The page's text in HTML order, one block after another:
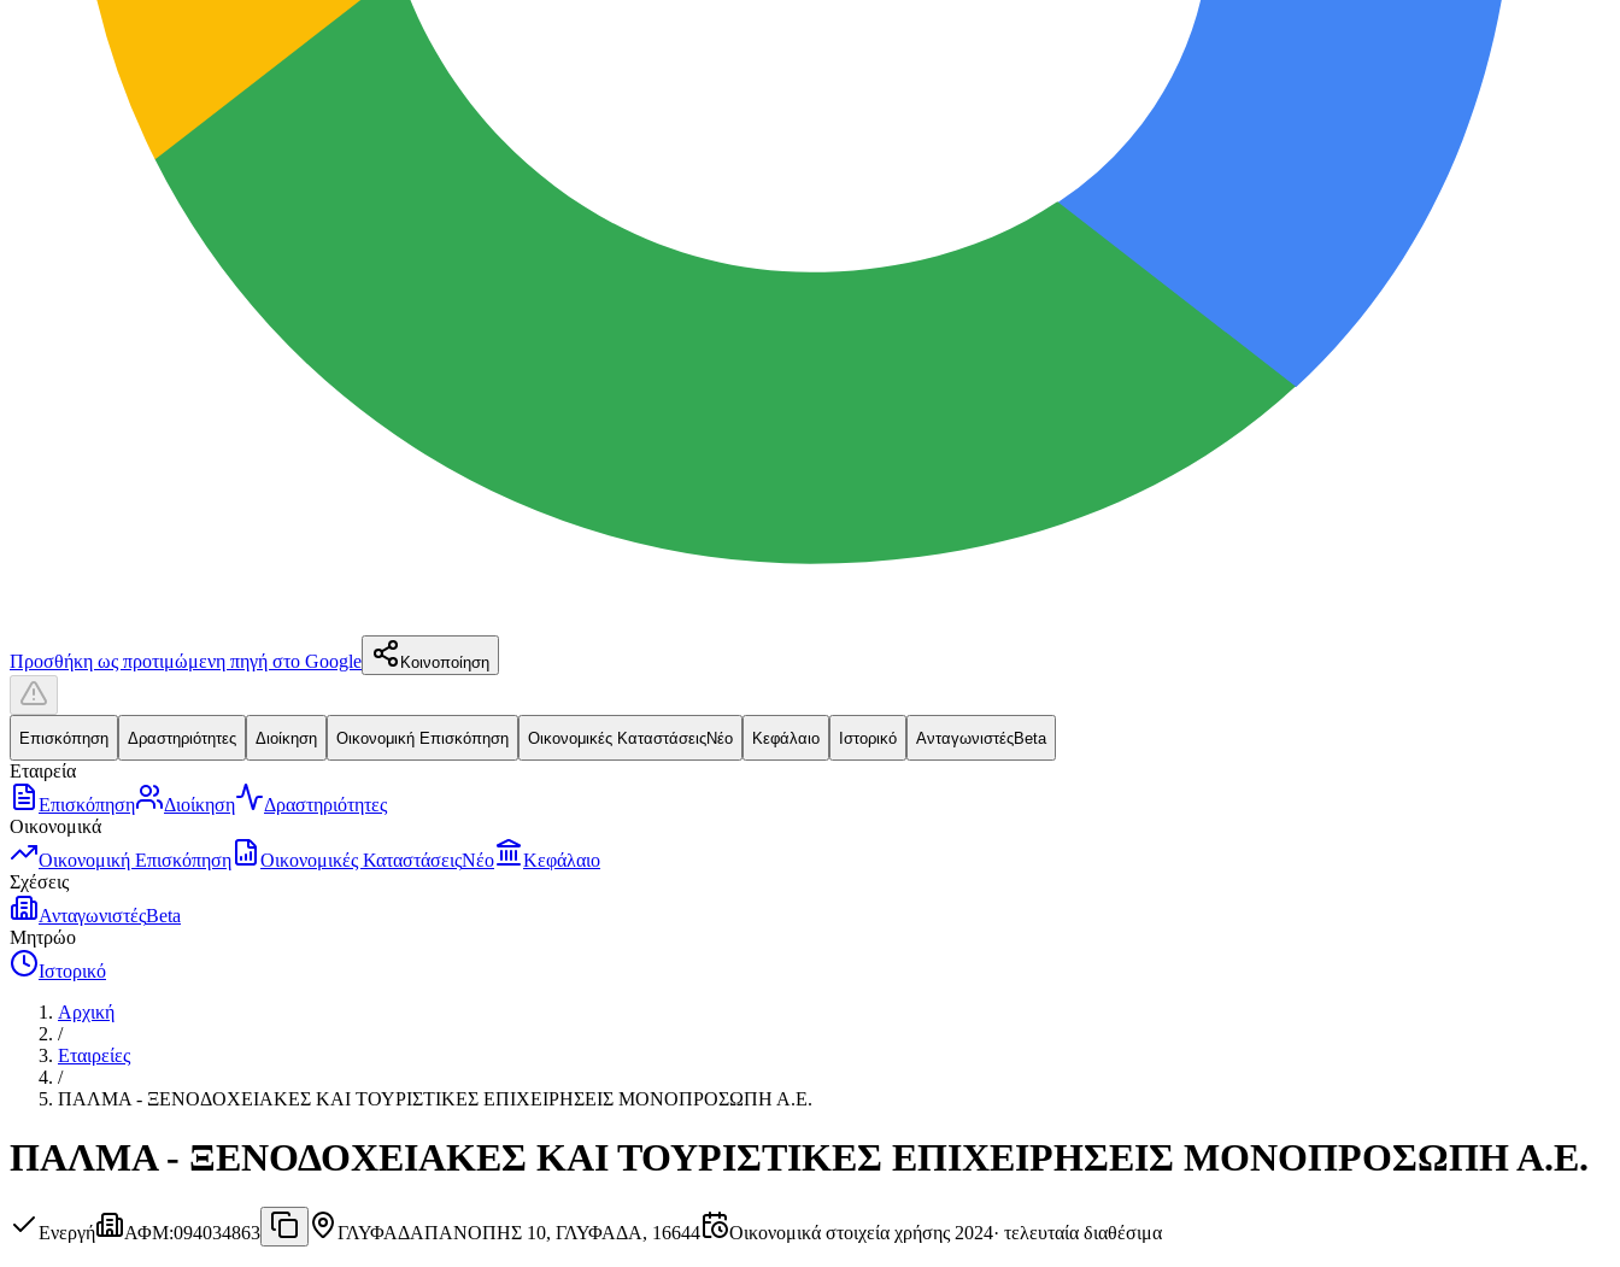
Προσθήκη ως προτιμώμενη πηγή στο Google Κοινοποίηση
Επισκόπηση Δραστηριότητες Διοίκηση Οικονομική Επισκόπηση Οικονομικές ΚαταστάσειςΝέο Κεφάλαιο Ιστορικό ΑνταγωνιστέςBeta
Εταιρεία
Επισκόπηση
Διοίκηση
Δραστηριότητες
Οικονομικά
Οικονομική Επισκόπηση
Οικονομικές ΚαταστάσειςΝέο
Κεφάλαιο
Σχέσεις
ΑνταγωνιστέςBeta
Μητρώο
Ιστορικό
Αρχική
/
Εταιρείες
/
ΠΑΛΜΑ - ΞΕΝΟΔΟΧΕΙΑΚΕΣ ΚΑΙ ΤΟΥΡΙΣΤΙΚΕΣ ΕΠΙΧΕΙΡΗΣΕΙΣ ΜΟΝΟΠΡΟΣΩΠΗ Α.Ε.
ΠΑΛΜΑ - ΞΕΝΟΔΟΧΕΙΑΚΕΣ ΚΑΙ ΤΟΥΡΙΣΤΙΚΕΣ ΕΠΙΧΕΙΡΗΣΕΙΣ ΜΟΝΟΠΡΟΣΩΠΗ Α.Ε.
Ενεργή ΑΦΜ:094034863 ΓΛΥΦΑΔΑΠΑΝΟΠΗΣ 10, ΓΛΥΦΑΔΑ, 16644 Οικονομικά στοιχεία χρήσης 2024· τελευταία διαθέσιμα